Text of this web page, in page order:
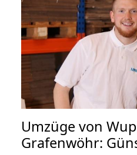
Umzüge von
Grafenwöhr: